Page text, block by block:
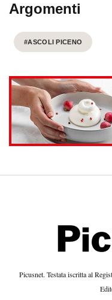
Argomenti
#ASCOLI PICENO
Picusnet. Testata iscritta al